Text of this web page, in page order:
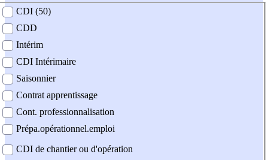
contrat
CDI (50)
CDD
Intérim
CDI Intérimaire
Saisonnier
Contrat apprentissage
Cont. professionnalisation
Prépa.opérationnel.emploi
CDI de chantier ou d'opération